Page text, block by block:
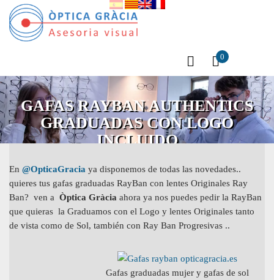
0
GAFAS RAYBAN AUTHENTICS
GRADUADAS CON LOGO
INCLUIDO
En @OpticaGracia ya disponemos de todas las novedades..
quieres tus gafas graduadas RayBan con lentes Originales Ray
Ban? ven a Òptica Gràcia ahora ya nos puedes pedir la RayBan
que quieras la Graduamos con el Logo y lentes Originales tanto
de vista como de Sol, también con Ray Ban Progresivas ..
Gafas graduadas mujer y gafas de sol